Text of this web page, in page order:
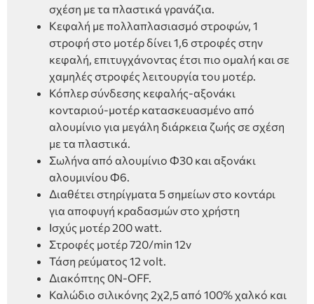
σχέση με τα πλαστικά γρανάζια.
Κεφαλή με πολλαπλασιασμό στροφών, 1
στροφή στο μοτέρ δίνει 1,6 στροφές στην
κεφαλή, επιτυγχάνοντας έτσι πιο ομαλή και σε
χαμηλές στροφές λειτουργία του μοτέρ.
Κόπλερ σύνδεσης κεφαλής-αξονάκι
κονταριού-μοτέρ κατασκευασμένο από
αλουμίνιο για μεγάλη διάρκεια ζωής σε σχέση
με τα πλαστικά.
Σωλήνα από αλουμίνιο Φ30 και αξονάκι
αλουμινίου Φ6.
Διαθέτει στηρίγματα 5 σημείων στο κοντάρι
για αποφυγή κραδασμών στο χρήστη
Ισχύς μοτέρ 200 watt.
Στροφές μοτέρ 720/min 12v
Τάση ρεύματος 12 volt.
Διακόπτης 0N-OFF.
Καλώδιο σιλικόνης 2χ2,5 από 100% χαλκό και